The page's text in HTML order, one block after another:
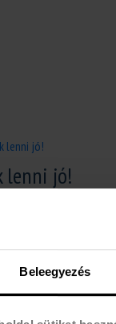
Beleegyezés
lenni jó!
és környékén!